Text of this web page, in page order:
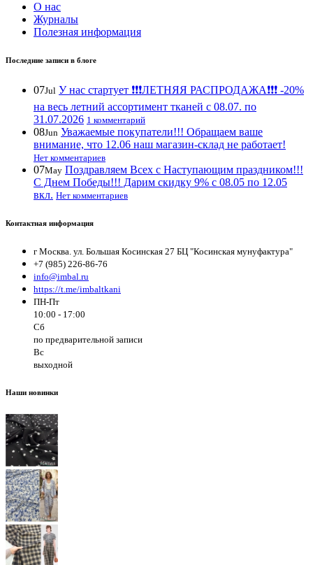
О нас
Журналы
Полезная информация
Последние записи в блоге
07Jul У нас стартует ❗️❗️❗️ЛЕТНЯЯ РАСПРОДАЖА❗️❗️❗️ -20%
на весь летний ассортимент тканей с 08.07. по
31.07.2026 1 комментарий
08Jun Уважаемые покупатели!!! Обращаем ваше
внимание, что 12.06 наш магазин-склад не работает!
Нет комментариев
07May Поздравляем Всех с Наступающим праздником!!!
С Днем Победы!!! Дарим скидку 9% с 08.05 по 12.05
вкл. Нет комментариев
Контактная информация
г Москва. ул. Большая Косинская 27 БЦ "Косинская мунуфактура"
+7 (985) 226-86-76
info@imbal.ru
https://t.me/imbaltkani
ПН-Пт
10:00 - 17:00
Сб
по предварительной записи
Вс
выходной
Наши новинки